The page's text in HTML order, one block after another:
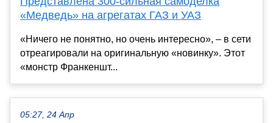
«Медведь» на агрегатах ГАЗ и УАЗ
«Ничего не понятно, но очень интересно», – в сети
отреагировали на оригинальную «новинку». Этот
«монстр Франкеншт...
05:27, 24 Апр